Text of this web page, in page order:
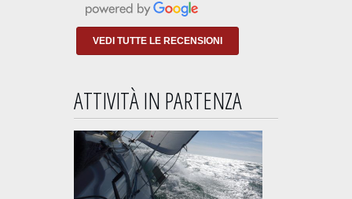
NAVIGARE non a
insegnarti lo stretto
indispensabile per
VEDI TUTTE LE RECENSIONI
ATTIVITÀ IN PARTENZA